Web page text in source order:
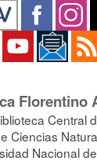
Florentino
Central
Ciencias
Nacional